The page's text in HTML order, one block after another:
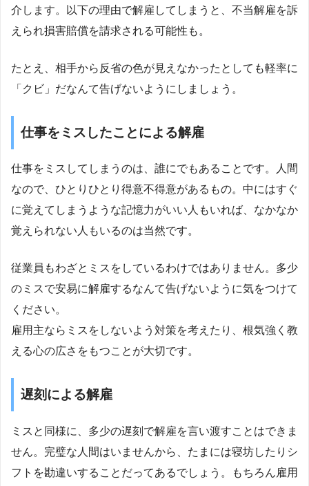
介します。以下の理由で解雇してしまうと、不当解雇を訴
えられ損害賠償を請求される可能性も。
たとえ、相手から反省の色が見えなかったとしても軽率に
「クビ」だなんて告げないようにしましょう。
仕事をミスしたことによる解雇
仕事をミスしてしまうのは、誰にでもあることです。人間
なので、ひとりひとり得意不得意があるもの。中にはすぐ
に覚えてしまうような記憶力がいい人もいれば、なかなか
覚えられない人もいるのは当然です。
従業員もわざとミスをしているわけではありません。多少
のミスで安易に解雇するなんて告げないように気をつけて
ください。
雇用主ならミスをしないよう対策を考えたり、根気強く教
える心の広さをもつことが大切です。
遅刻による解雇
ミスと同様に、多少の遅刻で解雇を言い渡すことはできま
せん。完璧な人間はいませんから、たまには寝坊したりシ
フトを勘違いすることだってあるでしょう。もちろん雇用